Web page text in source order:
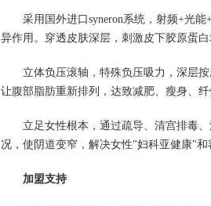
采用国外进口syneron系统，射频+光
异作用。穿透皮肤深层，刺激皮下胶原蛋
立体负压滚轴，特殊负压吸力，深层
让腹部脂肪重新排列，达致减肥、瘦身、纤
立足女性根本，通过疏导、清宫排毒
况，使阴道变窄，解决女性"妇科亚健康"和
加盟支持